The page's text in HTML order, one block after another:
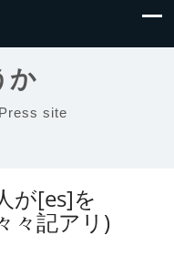
か
site
が[es]を
々記アリ)